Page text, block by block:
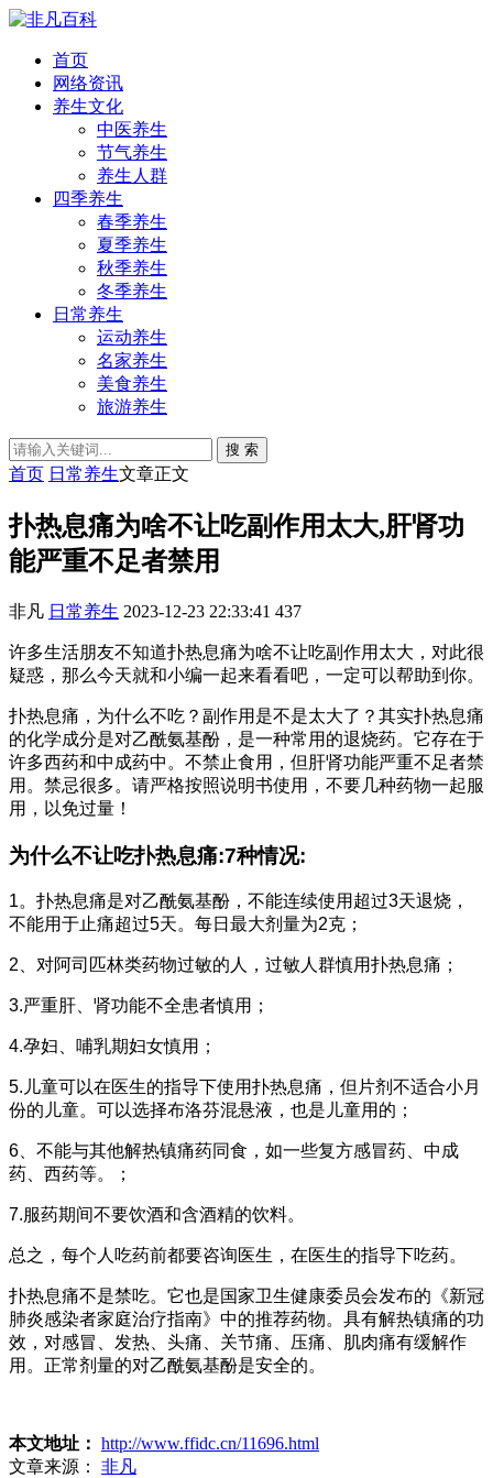
首页
网络资讯
养生文化
中医养生
节气养生
养生人群
四季养生
春季养生
夏季养生
秋季养生
冬季养生
日常养生
运动养生
名家养生
美食养生
旅游养生
搜 索
首页 日常养生文章正文
扑热息痛为啥不让吃副作用太大,肝肾功
能严重不足者禁用
非凡 日常养生 2023-12-23 22:33:41 437
许多生活朋友不知道扑热息痛为啥不让吃副作用太大，对此很
疑惑，那么今天就和小编一起来看看吧，一定可以帮助到你。
扑热息痛，为什么不吃？副作用是不是太大了？其实扑热息痛
的化学成分是对乙酰氨基酚，是一种常用的退烧药。它存在于
许多西药和中成药中。不禁止食用，但肝肾功能严重不足者禁
用。禁忌很多。请严格按照说明书使用，不要几种药物一起服
用，以免过量！
为什么不让吃扑热息痛:7种情况:
1。扑热息痛是对乙酰氨基酚，不能连续使用超过3天退烧，
不能用于止痛超过5天。每日最大剂量为2克；
2、对阿司匹林类药物过敏的人，过敏人群慎用扑热息痛；
3.严重肝、肾功能不全患者慎用；
4.孕妇、哺乳期妇女慎用；
5.儿童可以在医生的指导下使用扑热息痛，但片剂不适合小月
份的儿童。可以选择布洛芬混悬液，也是儿童用的；
6、不能与其他解热镇痛药同食，如一些复方感冒药、中成
药、西药等。；
7.服药期间不要饮酒和含酒精的饮料。
总之，每个人吃药前都要咨询医生，在医生的指导下吃药。
扑热息痛不是禁吃。它也是国家卫生健康委员会发布的《新冠
肺炎感染者家庭治疗指南》中的推荐药物。具有解热镇痛的功
效，对感冒、发热、头痛、关节痛、压痛、肌肉痛有缓解作
用。正常剂量的对乙酰氨基酚是安全的。
本文地址： http://www.ffidc.cn/11696.html
文章来源：
非凡